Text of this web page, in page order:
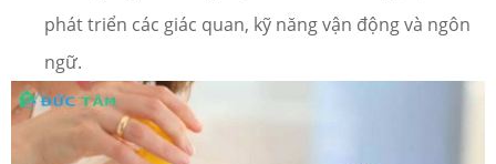
phát triển các giác quan, kỹ năng vận động và ngôn
ngữ.